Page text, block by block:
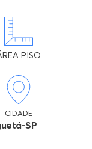
PISO
CIDADE
SP